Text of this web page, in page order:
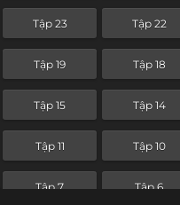
Tập 23 Tập 22
Tập 19 Tập 18
Tập 15 Tập 14
Tập 11 Tập 10
Tập 7 Tập 6